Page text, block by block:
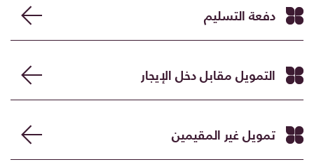
دفعة التسليم
التمويل مقابل دخل الإيجار
تمويل غير المقيمين